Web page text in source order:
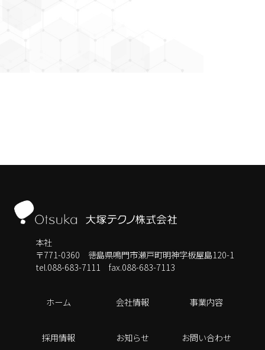
本社
〒771-0360 徳島県鳴門市瀬戸町明神字板屋島120-1
tel.088-683-7111 fax.088-683-7113
ホーム 会社情報 事業内容
採用情報 お知らせ お問い合わせ